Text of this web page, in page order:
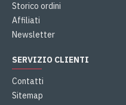
Storico ordini
Affiliati
Newsletter
SERVIZIO CLIENTI
Contatti
Sitemap